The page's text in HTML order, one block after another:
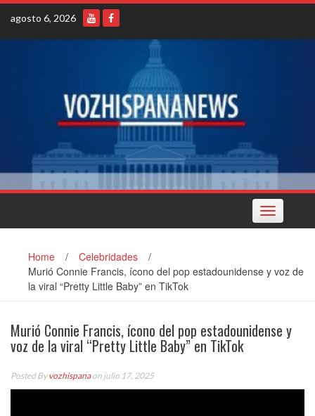
Skip
content
agosto 6, 2026
Toggle
navigation
Home / Celebridades
/
Murió Connie Francis, ícono del pop estadounidense y voz de
la viral “Pretty Little Baby” en TikTok
Murió Connie Francis, ícono del pop estadounidense y
voz de la viral “Pretty Little Baby” en TikTok
Posted Byvozhispanaon julio 17, 2025